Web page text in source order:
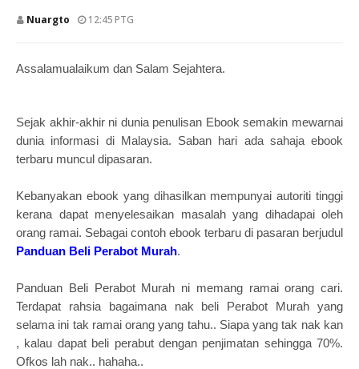
Nuargto 12:45 PTG
Assalamualaikum dan Salam Sejahtera.
Sejak akhir-akhir ni dunia penulisan Ebook semakin mewarnai
dunia informasi di Malaysia. Saban hari ada sahaja ebook
terbaru muncul dipasaran.
Kebanyakan ebook yang dihasilkan mempunyai autoriti tinggi
kerana dapat menyelesaikan masalah yang dihadapai oleh
orang ramai. Sebagai contoh ebook terbaru di pasaran berjudul
Panduan Beli Perabot Murah.
Panduan Beli Perabot Murah ni memang ramai orang cari.
Terdapat rahsia bagaimana nak beli Perabot Murah yang
selama ini tak ramai orang yang tahu.. Siapa yang tak nak kan
, kalau dapat beli perabut dengan penjimatan sehingga 70%.
Ofkos lah nak.. hahaha..